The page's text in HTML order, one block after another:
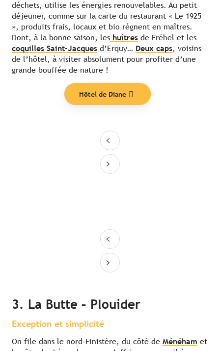
déchets, utilise les énergies renouvelables. Au petit
déjeuner, comme sur la carte du restaurant « Le 1925
», produits frais, locaux et bio règnent en maîtres.
Dont, à la bonne saison, les huîtres de Fréhel et les
coquilles Saint-Jacques d’Erquy… Deux caps, voisins
de l’hôtel, à visiter absolument pour profiter d’une
grande bouffée de nature !
Hôtel de Diane
3. La Butte – Plouider
Exception et simplicité
On file dans le nord-Finistère, du côté de Ménéham et